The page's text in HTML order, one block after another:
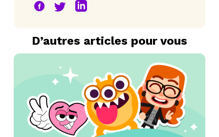
D’autres articles pour vous